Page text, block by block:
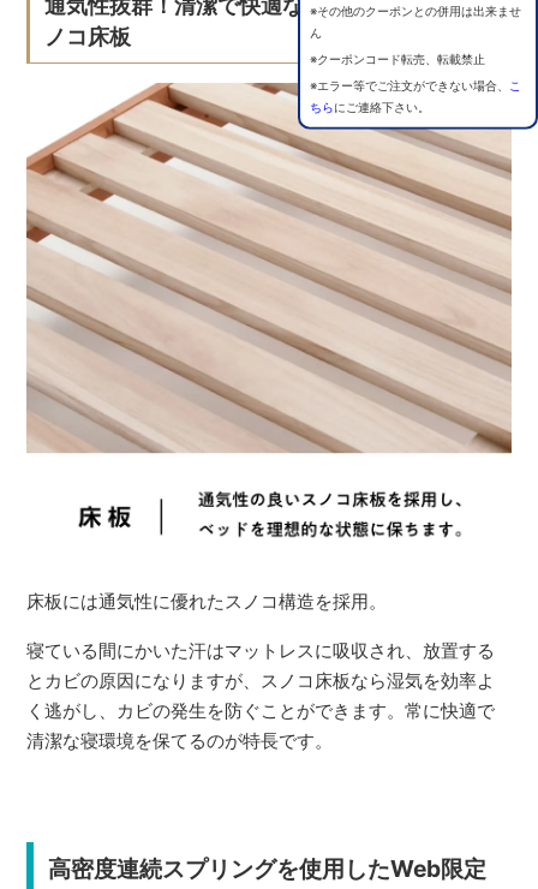
※その他のクーポンとの併用は出来ませ
ん
※クーポンコード転売、転載禁止
※エラー等でご注文ができない場合、
こ
ちらにご連絡下さい。
通気性抜群！清潔で快適な睡眠環境を保つス
ノコ床板
床板には通気性に優れたスノコ構造を採用。
寝ている間にかいた汗はマットレスに吸収され、放置する
とカビの原因になりますが、スノコ床板なら湿気を効率よ
く逃がし、カビの発生を防ぐことができます。常に快適で
清潔な寝環境を保てるのが特長です。
高密度連続スプリングを使用したWeb限定